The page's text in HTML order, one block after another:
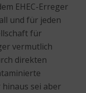
EHEC-Erreger
und für jeden
für
vermutlich
direkten
sei aber